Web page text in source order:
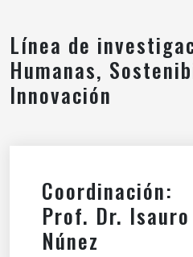
Línea de
Humanas,
Innovación
Coordinación:
Prof. Dr.
Núnez